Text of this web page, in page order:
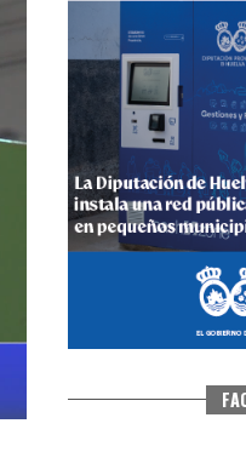
CUARTA
COLOMBINAS
hace 6 días·